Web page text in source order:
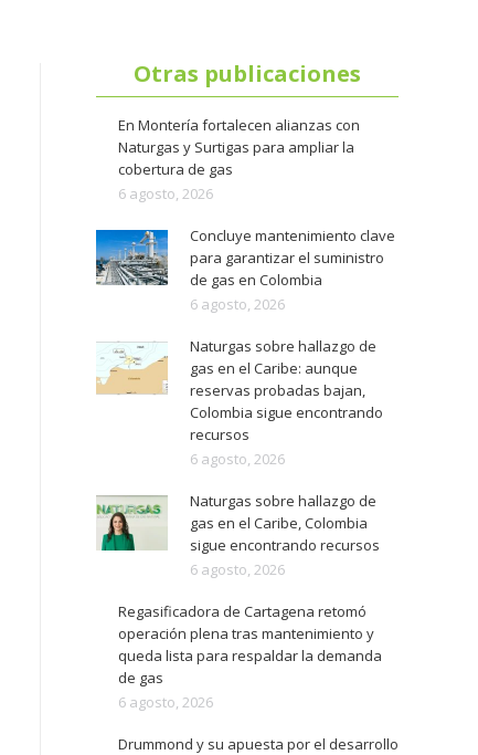
Otras publicaciones
En Montería fortalecen alianzas con
Naturgas y Surtigas para ampliar la
cobertura de gas
6 agosto, 2026
Concluye mantenimiento clave
para garantizar el suministro
de gas en Colombia
6 agosto, 2026
Naturgas sobre hallazgo de
gas en el Caribe: aunque
reservas probadas bajan,
Colombia sigue encontrando
recursos
6 agosto, 2026
Naturgas sobre hallazgo de
gas en el Caribe, Colombia
sigue encontrando recursos
6 agosto, 2026
Regasificadora de Cartagena retomó
operación plena tras mantenimiento y
queda lista para respaldar la demanda
de gas
6 agosto, 2026
Drummond y su apuesta por el desarrollo